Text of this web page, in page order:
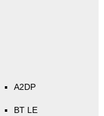
A2DP
BT LE